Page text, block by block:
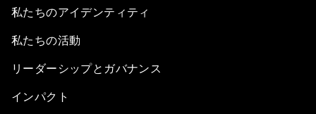
私たちのアイデンティティ
私たちの活動
リーダーシップとガバナンス
インパクト